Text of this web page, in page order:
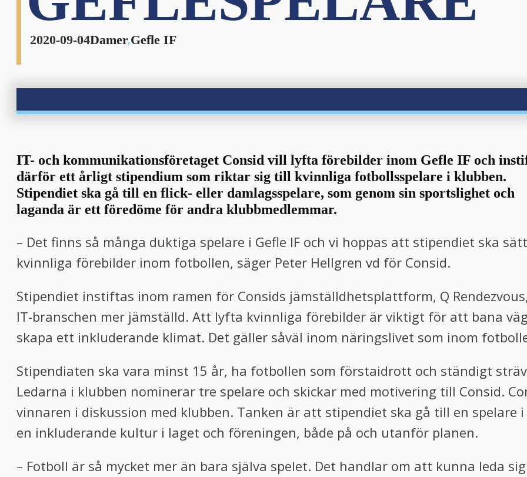
2020-09-04Damer,Gefle IF
IT- och kommunikationsföretaget Consid vill lyfta förebilder inom Gefle IF och
därför ett årligt stipendium som riktar sig till kvinnliga fotbollsspelare i klubben.
Stipendiet ska gå till en flick- eller damlagsspelare, som genom sin sportslighet och
laganda är ett föredöme för andra klubbmedlemmar.
– Det finns så många duktiga spelare i Gefle IF och vi hoppas att stipendiet ska
kvinnliga förebilder inom fotbollen, säger Peter Hellgren vd för Consid.
Stipendiet instiftas inom ramen för Consids jämställdhetsplattform, Q
IT-branschen mer jämställd. Att lyfta kvinnliga förebilder är viktigt för att bana
skapa ett inkluderande klimat. Det gäller såväl inom näringslivet som inom
Stipendiaten ska vara minst 15 år, ha fotbollen som förstaidrott och ständigt
Ledarna i klubben nominerar tre spelare och skickar med motivering till Consid.
vinnaren i diskussion med klubben. Tanken är att stipendiet ska gå till en spelare i
en inkluderande kultur i laget och föreningen, både på och utanför planen.
– Fotboll är så mycket mer än bara själva spelet. Det handlar om att kunna leda